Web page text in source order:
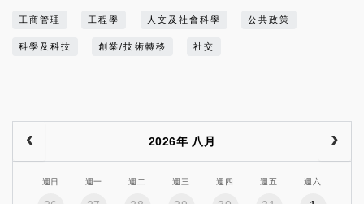
工商管理 工程學 人文及社會科學 公共政策
科學及科技 創業/技術轉移 社交
2026年 八月
週日 週一 週二 週三 週四 週五 週六